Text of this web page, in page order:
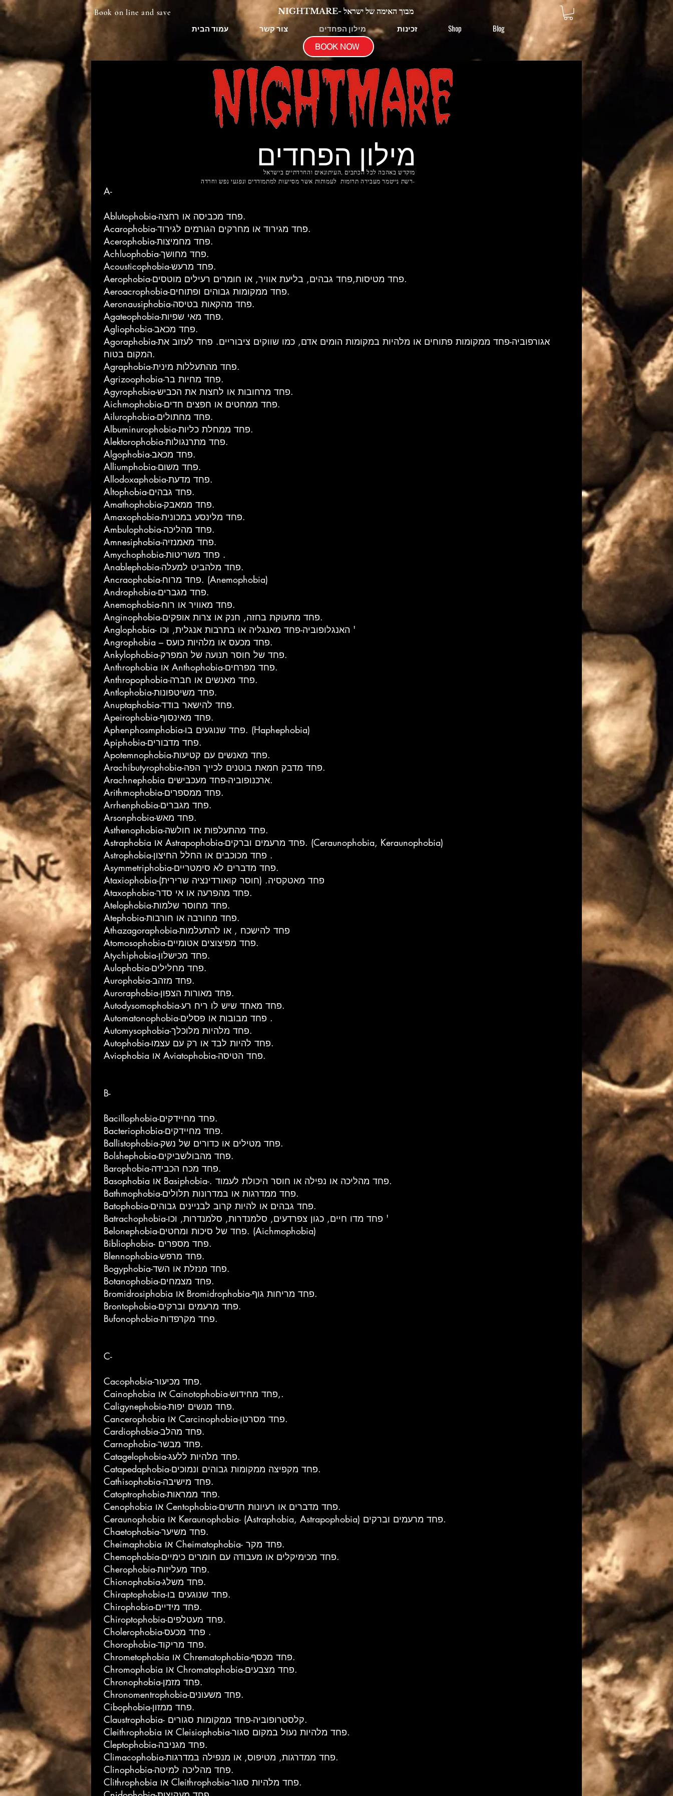
Book on line and save NIGHTMARE- מבוך האימה של ישראל
עמוד הבית צור קשר מילון הפחדים זכינות Shop Blog
BOOK NOW
מילון הפחדים
מוקדש באהבה לכל הכתבים ,העיתונאים והחרדתיים בישראל
רשת נייטמר מעבירה תרומות לעמותות אשר מסייעות למתמודדים ונפגעי נפש וחרדה-
A-
Ablutophobia-פחד מכביסה או רחצה.
Acarophobia-פחד מגירוד או מחרקים הגורמים לגירוד.
Acerophobia-פחד מחמיצות.
Achluophobia-פחד מחושך.
Acousticophobia-פחד מרעש.
Aerophobia-פחד מטיסות,פחד גבהים, בליעת אוויר, או חומרים רעילים מוטסים.
Aeroacrophobia-פחד ממקומות גבוהים ופתוחים.
Aeronausiphobia-פחד מהקאות בטיסה.
Agateophobia-פחד מאי שפיות.
Agliophobia-פחד מכאב.
Agoraphobia-אגורפוביה-פחד ממקומות פתוחים או מלהיות במקומות הומים אדם, כמו שווקים ציבוריים. פחד לעזוב את
המקום בטוח.
Agraphobia-פחד מהתעללות מינית.
Agrizoophobia-פחד מחיות בר.
Agyrophobia-פחד מרחובות או לחצות את הכביש.
Aichmophobia-פחד ממחטים או חפצים חדים.
Ailurophobia-פחד מחתולים.
Albuminurophobia-פחד ממחלת כליות.
Alektorophobia-פחד מתרנגולות.
Algophobia-פחד מכאב.
Alliumphobia-פחד משום.
Allodoxaphobia-פחד מדעת.
Altophobia-פחד גבהים.
Amathophobia-פחד ממאבק.
Amaxophobia-פחד מלינסע במכונית.
Ambulophobia-פחד מהליכה.
Amnesiphobia-פחד מאמנזיה.
Amychophobia-פחד משריטות .
Anablephobia-פחד מלהביט למעלה.
Ancraophobia-פחד מרוח. (Anemophobia)
Androphobia-פחד מגברים.
Anemophobia-פחד מאוויר או רוח.
Anginophobia-פחד מתעוקת בחזה, חנק או צרות אופקים.
Anglophobia- האנגלופוביה-פחד מאנגליה או בתרבות אנגלית, וכו '
Angrophobia – פחד מכעס או מלהיות כועס.
Ankylophobia-פחד של חוסר תנועה של המפרק.
Anthrophobia או Anthophobia-פחד מפרחים.
Anthropophobia-פחד מאנשים או חברה.
Antlophobia-פחד משיטפונות.
Anuptaphobia-פחד להישאר בודד.
Apeirophobia-פחד מאינסוף.
Aphenphosmphobia-פחד שנוגעים בו. (Haphephobia)
Apiphobia-פחד מדבורים.
Apotemnophobia-פחד מאנשים עם קטיעות.
Arachibutyrophobia-פחד מדבק חמאת בוטנים לכייך הפה.
Arachnephobia ארכנופוביה-פחד מעכבישים.
Arithmophobia-פחד ממספרים.
Arrhenphobia-פחד מגברים.
Arsonphobia-פחד מאש.
Asthenophobia-פחד מהתעלפות או חולשה.
Astraphobia או Astrapophobia-פחד מרעמים וברקים. (Ceraunophobia, Keraunophobia)
Astrophobia-פחד מכוכבים או החלל החיצון .
Asymmetriphobia-פחד מדברים לא סימטריים.
Ataxiophobia-פחד מאטקסיה. (חוסר קואורדינציה שרירית)
Ataxophobia-פחד מהפרעה או אי סדר.
Atelophobia-פחד מחוסר שלמות.
Atephobia-פחד מחורבה או חורבות.
Atomosophobia-פחד מפיצוצים אטומיים.
Atychiphobia-פחד מכישלון.
Aulophobia-פחד מחלילים.
Aurophobia-פחד מזהב.
Auroraphobia-פחד מאורות הצפון.
Autodysomophobia-פחד מאחד שיש לו ריח רע.
Automatonophobia-פחד מבובות או פסלים .
Automysophobia-פחד מלהיות מלוכלך.
Autophobia-פחד להיות לבד או רק עם עצמו.
Aviophobia או Aviatophobia-פחד הטיסה.
B-
Bacillophobia-פחד מחיידקים.
Bacteriophobia-פחד מחיידקים.
Ballistophobia-פחד מטילים או כדורים של נשק.
Bolshephobia-פחד מהבולשביקים.
Barophobia-פחד מכח הכבידה.
Basophobia או Basiphobia-. פחד מהליכה או נפילה או חוסר היכולת לעמוד.
Bathmophobia-פחד ממדרגות או במדרונות תלולים.
Batophobia-פחד גבהים או להיות קרוב לבניינים גבוהים.
Batrachophobia-פחד מדו חיים, כגון צפרדעים, סלמנדרות, סלמנדרות, וכו '
Belonephobia-פחד של סיכות ומחטים. (Aichmophobia)
Bibliophobia- פחד מספרים.
Blennophobia-פחד מרפש.
Bogyphobia-פחד מנזלת או השד.
Botanophobia-פחד מצמחים.
Bromidrosiphobia או Bromidrophobia-פחד מריחות גוף.
Brontophobia-פחד מרעמים וברקים.
Bufonophobia-פחד מקרפדות.
C-
Cacophobia-פחד מכיעור.
Cainophobia או Cainotophobia-פחד מחידוש,.
Caligynephobia-פחד מנשים יפות.
Cancerophobia או Carcinophobia-פחד מסרטן.
Cardiophobia-פחד מהלב.
Carnophobia-פחד מבשר.
Catagelophobia-פחד מלהיות ללעג.
Catapedaphobia-פחד מקפיצה ממקומות גבוהים ונמוכים.
Cathisophobia-פחד מישיבה.
Catoptrophobia-פחד ממראות.
Cenophobia או Centophobia-פחד מדברים או רעיונות חדשים.
Ceraunophobia או Keraunophobia- (Astraphobia, Astrapophobia) פחד מרעמים וברקים.
Chaetophobia-פחד משיער.
Cheimaphobia או Cheimatophobia- פחד מקר.
Chemophobia-פחד מכימיקלים או מעבודה עם חומרים כימיים.
Cherophobia-פחד מעליזות.
Chionophobia-פחד משלג.
Chiraptophobia-פחד שנוגעים בו.
Chirophobia-פחד מידיים.
Chiroptophobia-פחד מעטלפים.
Cholerophobia-פחד מכעס .
Chorophobia-פחד מריקוד.
Chrometophobia או Chrematophobia-פחד מכסף.
Chromophobia או Chromatophobia-פחד מצבעים.
Chronophobia-פחד מזמן.
Chronomentrophobia-פחד משעונים.
Cibophobia-פחד ממזון.
Claustrophobia- קלסטרופוביה-פחד ממקומות סגורים.
Cleithrophobia או Cleisiophobia-פחד מלהיות נעול במקום סגור.
Cleptophobia-פחד מגניבה.
Climacophobia-פחד ממדרגות, מטיפוס, או מנפילה במדרגות.
Clinophobia-פחד מהליכה למיטה.
Clithrophobia או Cleithrophobia-פחד מלהיות סגור.